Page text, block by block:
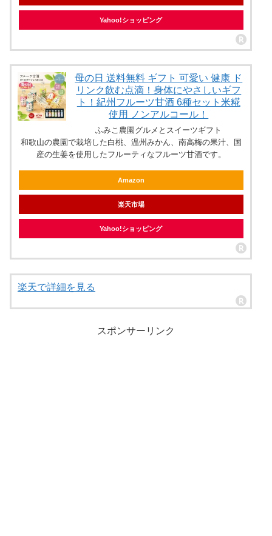
Yahoo!ショッピング
母の日 送料無料 ギフト 可愛い 健康 ド
リンク飲む点滴！身体にやさしいギフ
ト！紀州フルーツ甘酒 6種セット米糀
使用 ノンアルコール！
ふみこ農園グルメとスイーツギフト
和歌山の農園で栽培した白桃、温州みかん、南高梅の果汁、国
産の生姜を使用したフルーティなフルーツ甘酒です。
Amazon
楽天市場
Yahoo!ショッピング
楽天で詳細を見る
スポンサーリンク